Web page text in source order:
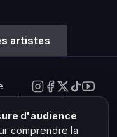
artistes
légales·Gérer les
d'audience
comprendre la